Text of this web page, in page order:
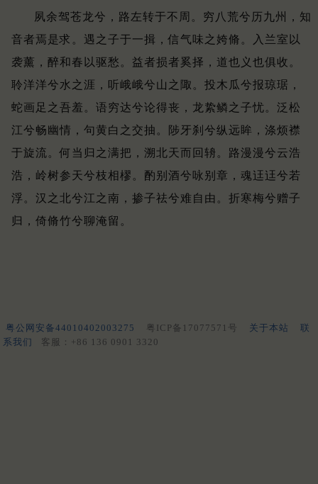
夙余驾苍龙兮，路左转于不周。 穷八荒兮历九州，知
音者焉是求。 遇之子于一揖，信气味之姱脩。
入兰室以
袭薰，醉和春以驱愁。 益者损者奚择，道也义也俱收。
聆洋洋兮水之涯，听峨峨兮山之陬。 投木瓜兮报琼琚，
蛇画足之吾羞。 语穷达兮论得丧，龙絷鳞之子忧。 泛松
江兮畅幽情，句黄白之交抽。
陟牙刹兮纵远眸，涤烦襟
于旋流。何当归之满把，溯北天而回辀。 路漫漫兮云浩
浩，岭树参天兮枝相樛。 酌别酒兮咏别章，魂迋迋兮若
浮。 汉之北兮江之南，掺子祛兮难自由。 折寒梅兮赠子
归，倚脩竹兮聊淹留。
粤公网安备44010402003275 粤ICP备17077571号 关于本站
联
系我们
客服：+86 136 0901 3320